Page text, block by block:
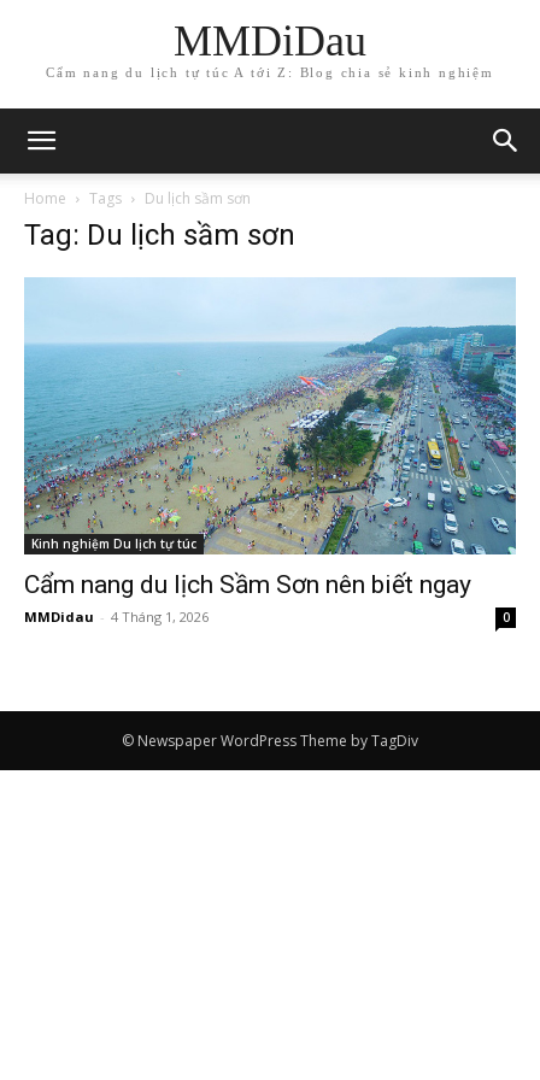
MMDiDau
Cẩm nang du lịch tự túc A tới Z: Blog chia sẻ kinh nghiệm
Home Tags Du lịch sầm sơn
Tag: Du lịch sầm sơn
Kinh nghiệm Du lịch tự túc
Cẩm nang du lịch Sầm Sơn nên biết ngay
MMDidau - 4 Tháng 1, 2026 0
© Newspaper WordPress Theme by TagDiv